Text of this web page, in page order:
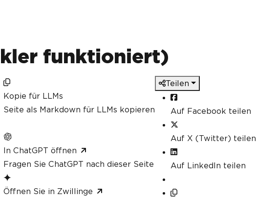
funktioniert)
Kopie für LLMs
Seite als Markdown für LLMs kopieren
In ChatGPT öffnen
Fragen Sie ChatGPT nach dieser Seite
Öffnen Sie in Zwillinge
Teilen
Auf Facebook teilen
Auf X (Twitter) teilen
Auf LinkedIn teilen